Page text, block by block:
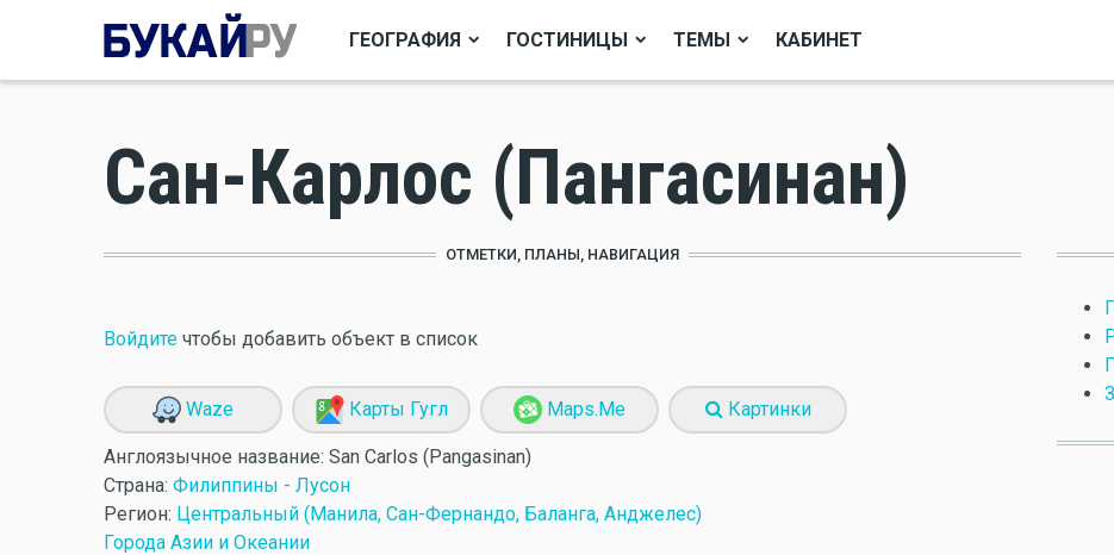
ГЕОГРАФИЯ ГОСТИНИЦЫ ТЕМЫ КАБИНЕТ
Сан-Карлос (Пангасинан)
ОТМЕТКИ, ПЛАНЫ, НАВИГАЦИЯ
Войдите чтобы добавить объект в список
Waze Карты Гугл Maps.Me Картинки
Англоязычное название: San Carlos (Pangasinan)
Страна: Филиппины - Лусон
Регион: Центральный (Манила, Сан-Фернандо, Баланга, Анджелес)
Города Азии и Океании